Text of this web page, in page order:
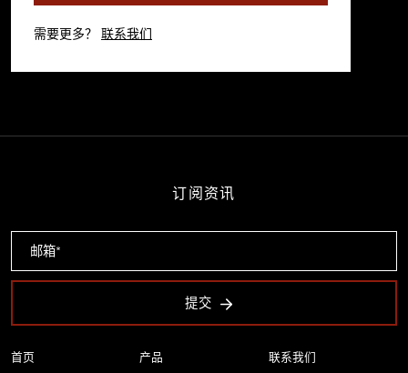
需要更多？ 联系我们
首页
产品
联系我们
订阅资讯
提交